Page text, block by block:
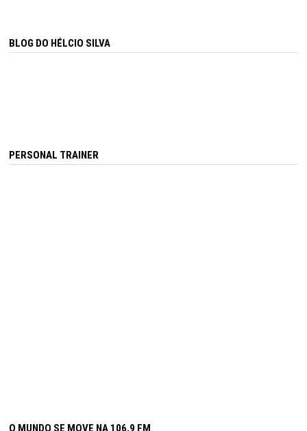
BLOG DO HÉLCIO SILVA
PERSONAL TRAINER